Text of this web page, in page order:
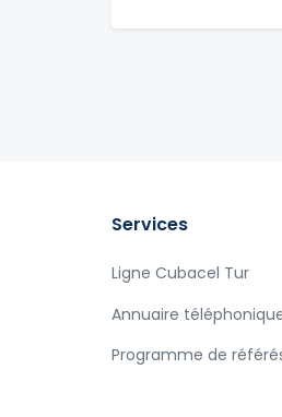
Services
Ligne Cubacel Tur
Annuaire
Programme de